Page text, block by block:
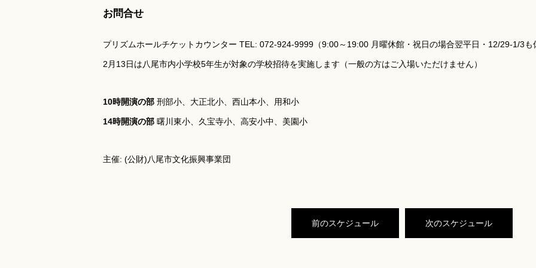
お問合せ
プリズムホールチケットカウンター TEL: 072-924-9999（9:00～19:00 月曜休館・祝日の場合翌平日・12/29-1/3も
2月13日は八尾市内小学校5年生が対象の学校招待を実施します（一般の方はご入場いただけません）
10時開演の部 刑部小、大正北小、西山本小、用和小
14時開演の部 曙川東小、久宝寺小、高安小中、美園小
主催: (公財)八尾市文化振興事業団
前のスケジュール 次のスケジュール